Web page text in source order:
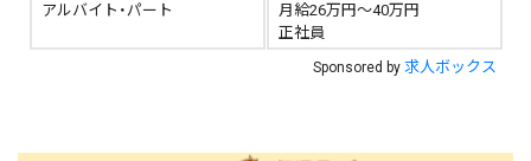
アルバイト・パート
月給26万円～40万円
正社員
Sponsored by 求人ボックス